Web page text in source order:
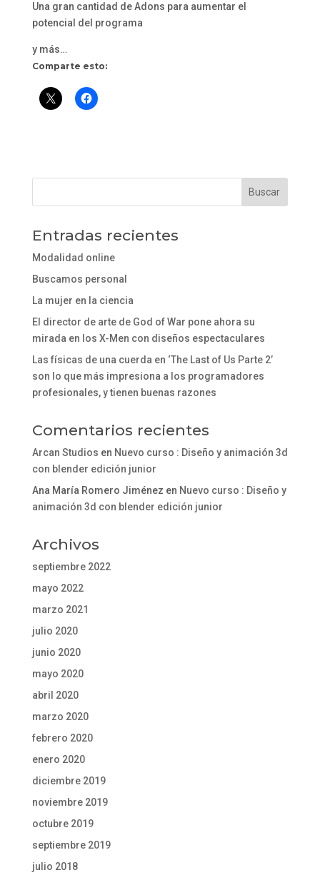
Una gran cantidad de Adons para aumentar el
potencial del programa
y más…
Comparte esto:
Entradas recientes
Modalidad online
Buscamos personal
La mujer en la ciencia
El director de arte de God of War pone ahora su
mirada en los X-Men con diseños espectaculares
Las físicas de una cuerda en ‘The Last of Us Parte 2’
son lo que más impresiona a los programadores
profesionales, y tienen buenas razones
Comentarios recientes
Arcan Studios en Nuevo curso : Diseño y animación 3d
con blender edición junior
Ana María Romero Jiménez en Nuevo curso : Diseño y
animación 3d con blender edición junior
Archivos
septiembre 2022
mayo 2022
marzo 2021
julio 2020
junio 2020
mayo 2020
abril 2020
marzo 2020
febrero 2020
enero 2020
diciembre 2019
noviembre 2019
octubre 2019
septiembre 2019
julio 2018